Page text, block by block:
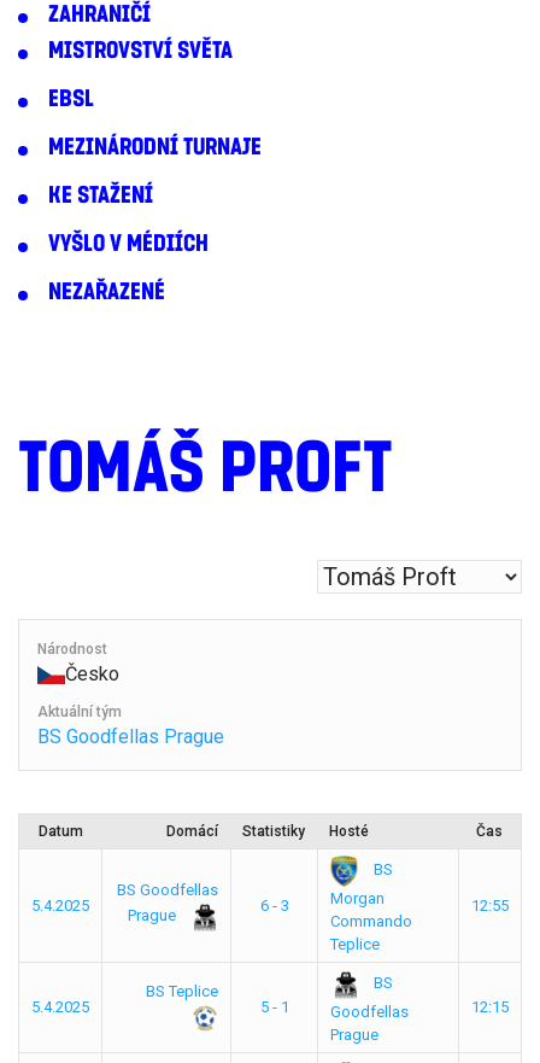
ZAHRANIČÍ
MISTROVSTVÍ SVĚTA
EBSL
MEZINÁRODNÍ TURNAJE
KE STAŽENÍ
VYŠLO V MÉDIÍCH
NEZAŘAZENÉ
TOMÁŠ PROFT
Národnost
Česko
Aktuální tým
BS Goodfellas Prague
Datum Domácí Statistiky Hosté Čas
5.4.2025
BS Goodfellas
Prague
6 - 3
BS
Morgan
Commando
Teplice
12:55
5.4.2025
BS Teplice
5 - 1
BS
Goodfellas
Prague
12:15